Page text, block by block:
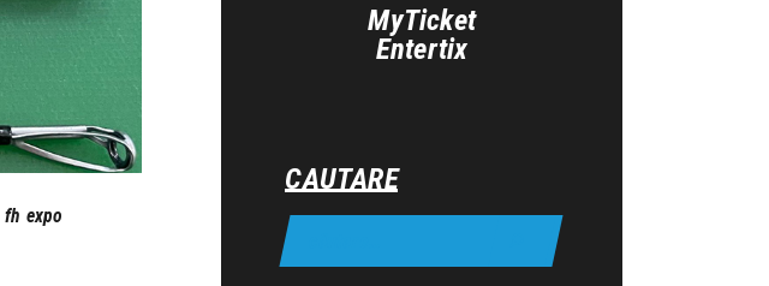
fh expo
MyTicket
Entertix
CAUTARE